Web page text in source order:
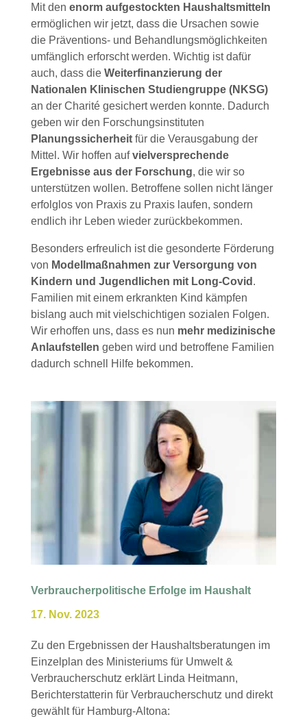
Mit den enorm aufgestockten Haushaltsmitteln
ermöglichen wir jetzt, dass die Ursachen sowie
die Präventions- und Behandlungsmöglichkeiten
umfänglich erforscht werden. Wichtig ist dafür
auch, dass die Weiterfinanzierung der
Nationalen Klinischen Studiengruppe (NKSG)
an der Charité gesichert werden konnte. Dadurch
geben wir den Forschungsinstituten
Planungssicherheitfür die Verausgabung der
Mittel. Wir hoffen aufvielversprechende
Ergebnisse aus der Forschung, die wir so
unterstützen wollen. Betroffene sollen nicht länger
erfolglos von Praxis zu Praxis laufen, sondern
endlich ihr Leben wieder zurückbekommen.
Besonders erfreulich ist die gesonderte Förderung
von Modellmaßnahmen zur Versorgung von
Kindern und Jugendlichen mit Long-Covid .
Familien mit einem erkrankten Kind kämpfen
bislang auch mit vielschichtigen sozialen Folgen.
Wir erhoffen uns, dass es nun mehr medizinische
Anlaufstellen geben wird und betroffene Familien
dadurch schnell Hilfe bekommen.
Verbraucherpolitische Erfolge im Haushalt
17. Nov. 2023
Zu den Ergebnissen der Haushaltsberatungen im
Einzelplan des Ministeriums für Umwelt &
Verbraucherschutz erklärt Linda Heitmann,
Berichterstatterin für Verbraucherschutz und direkt
gewählt für Hamburg-Altona: